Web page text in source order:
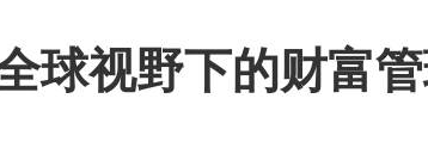
球视野下的财富